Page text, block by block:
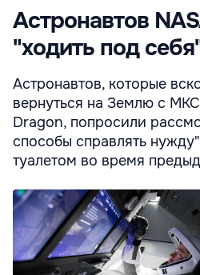
Астронавтов
"ходить под
Астронавтов, которые
вернуться на Землю с
Dragon, попросили
способы справлять
туалетом во время